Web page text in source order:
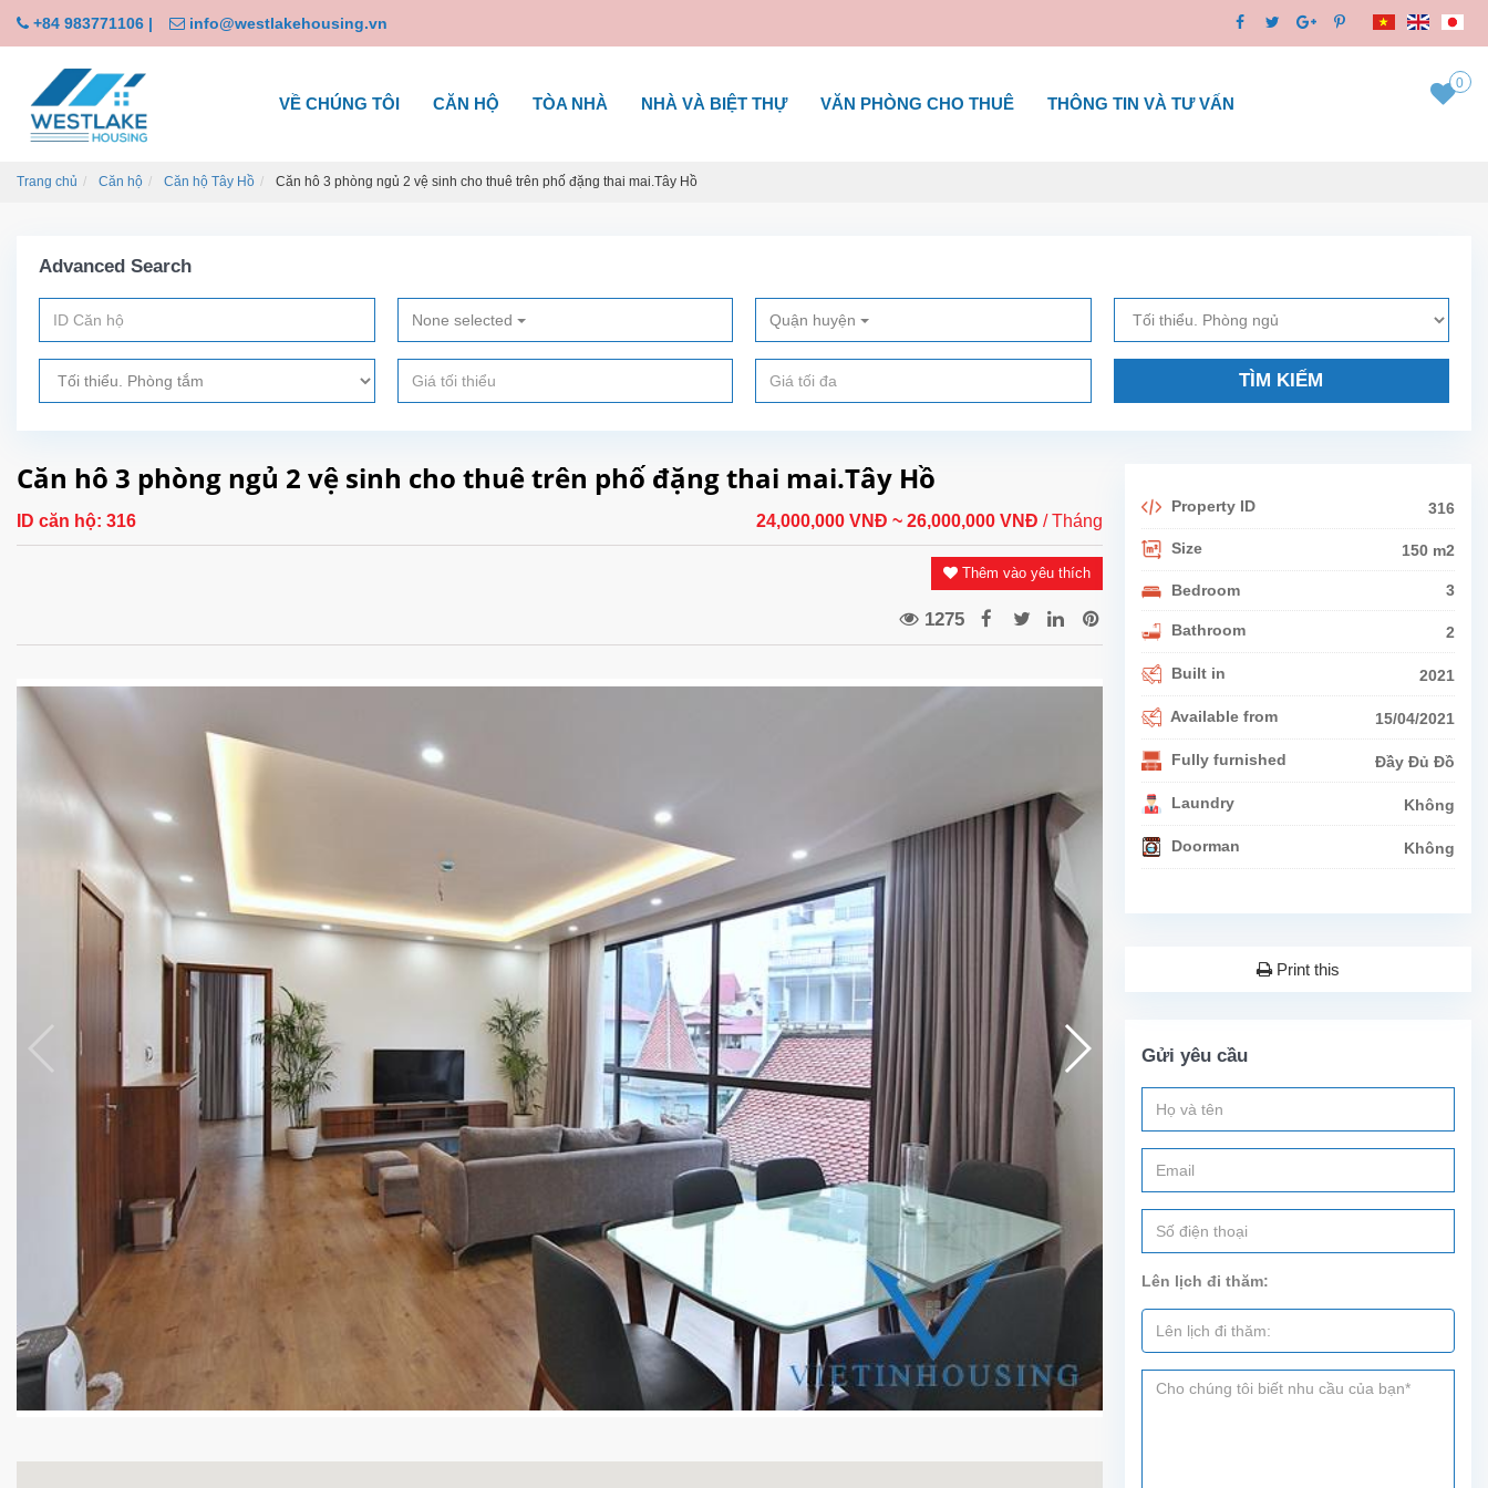
+84 983771106 | info@westlakehousing.vn
VỀ CHÚNG TÔI CĂN HỘ TÒA NHÀ NHÀ VÀ BIỆT THỰ VĂN PHÒNG CHO THUÊ THÔNG TIN VÀ TƯ VẤN
0
Trang chủ Căn hộ Căn hộ Tây Hồ Căn hô 3 phòng ngủ 2 vệ sinh cho thuê trên phố đặng thai mai.Tây Hồ
Advanced Search
None selected Quận huyện
TÌM KIẾM
Căn hô 3 phòng ngủ 2 vệ sinh cho thuê trên phố đặng thai mai.Tây Hồ
ID căn hộ: 316 24,000,000 VNĐ ~ 26,000,000 VNĐ / Tháng
Thêm vào yêu thích
1275
Property ID 316
Size 150 m2
Bedroom 3
Bathroom 2
Built in 2021
Available from 15/04/2021
Fully furnished Đầy Đủ Đồ
Laundry Không
Doorman Không
Print this
Gửi yêu cầu
Lên lịch đi thăm: